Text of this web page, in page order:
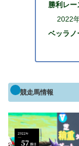
勝利レー
2022
ベッラノ
競走馬情報